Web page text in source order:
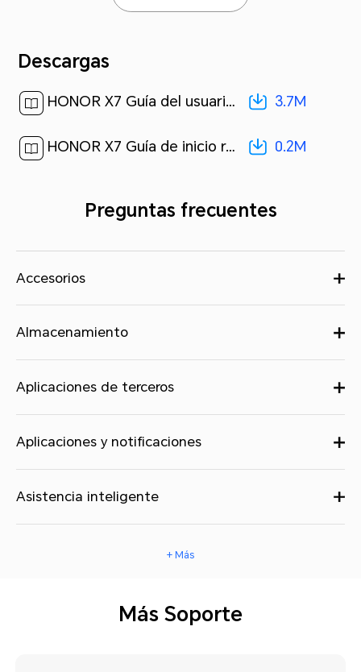
Descargas
HONOR X7 Guía del usuario-(Magic UI 4.2_01,es-us)[ 3.7M ] 3.7M
HONOR X7 Guía de inicio rápido-(Magic UI 4.2_01,CMA-LX3,es-us)[ 0.2M ] 0.2M
Preguntas frecuentes
Accesorios
Almacenamiento
Aplicaciones de terceros
Aplicaciones y notificaciones
Asistencia inteligente
+ Más
Más Soporte